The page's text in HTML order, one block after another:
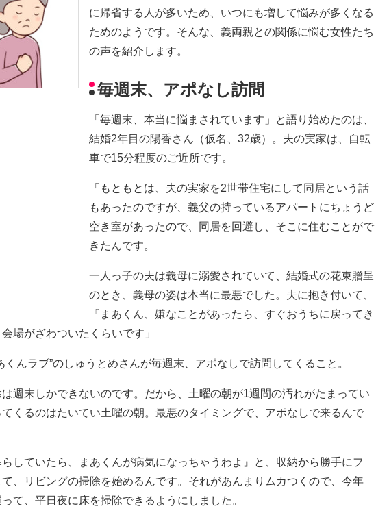
に帰省する人が多いため、いつにも増して悩みが多くなる
ためのようです。そんな、義両親との関係に悩む女性たち
の声を紹介します。
毎週末、アポなし訪問
「毎週末、本当に悩まされています」と語り始めたのは、
結婚2年目の陽香さん（仮名、32歳）。夫の実家は、自転
車で15分程度のご近所です。
「もともとは、夫の実家を2世帯住宅にして同居という話
もあったのですが、義父の持っているアパートにちょうど
空き室があったので、同居を回避し、そこに住むことがで
きたんです。
一人っ子の夫は義母に溺愛されていて、結婚式の花束贈呈
のとき、義母の姿は本当に最悪でした。夫に抱き付いて、
『まあくん、嫌なことがあったら、すぐおうちに戻ってき
場がざわついたくらいです」
んラブ”のしゅうとめさんが毎週末、アポなしで訪問してくること。
は週末しかできないのです。だから、土曜の朝が1週間の汚れがたまってい
くるのはたいてい土曜の朝。最悪のタイミングで、アポなしで来るんで
していたら、まあくんが病気になっちゃうわよ』と、収納から勝手にフ
、リビングの掃除を始めるんです。それがあんまりムカつくので、今年
て、平日夜に床を掃除できるようにしました。